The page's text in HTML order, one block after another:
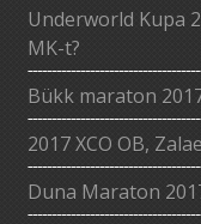
Underworld Kupa
MK-t?
Bükk maraton
2017 XCO OB,
Duna Maraton